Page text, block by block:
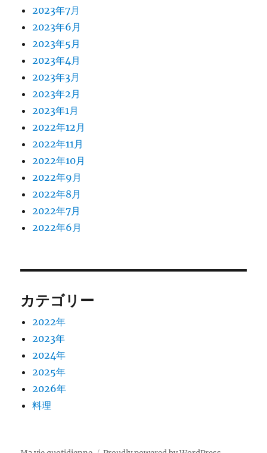
2023年7月
2023年6月
2023年5月
2023年4月
2023年3月
2023年2月
2023年1月
2022年12月
2022年11月
2022年10月
2022年9月
2022年8月
2022年7月
2022年6月
カテゴリー
2022年
2023年
2024年
2025年
2026年
料理